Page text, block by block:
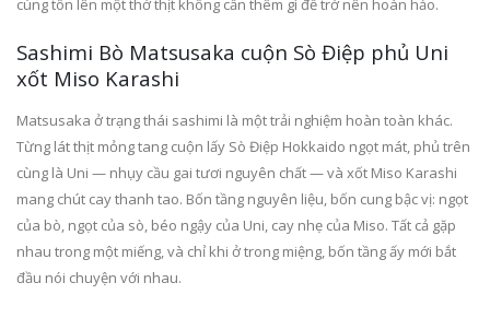
cùng tôn lên một thớ thịt không cần thêm gì để trở nên hoàn hảo.
Sashimi Bò Matsusaka cuộn Sò Điệp phủ Uni
xốt Miso Karashi
Matsusaka ở trạng thái sashimi là một trải nghiệm hoàn toàn khác.
Từng lát thịt mỏng tang cuộn lấy Sò Điệp Hokkaido ngọt mát, phủ trên
cùng là Uni — nhụy cầu gai tươi nguyên chất — và xốt Miso Karashi
mang chút cay thanh tao. Bốn tầng nguyên liệu, bốn cung bậc vị: ngọt
của bò, ngọt của sò, béo ngậy của Uni, cay nhẹ của Miso. Tất cả gặp
nhau trong một miếng, và chỉ khi ở trong miệng, bốn tầng ấy mới bắt
đầu nói chuyện với nhau.